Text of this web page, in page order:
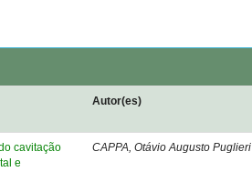
Autor(es)
cavitação
e
CAPPA, Otávio Augusto Puglieri